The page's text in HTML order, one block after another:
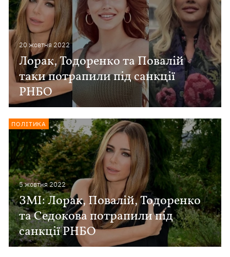
20 жовтня 2022
Лорак, Тодоренко та Повалій
таки потрапили під санкції
РНБО
5 жовтня 2022
ЗМІ: Лорак, Повалій, Тодоренко
та Седокова потрапили під
санкції РНБО
ПОЛІТИКА